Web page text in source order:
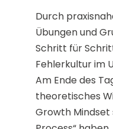
Durch
Übungen und
Schritt für
Fehlerkultur im
Am Ende des
theoretisches
Growth Mindset